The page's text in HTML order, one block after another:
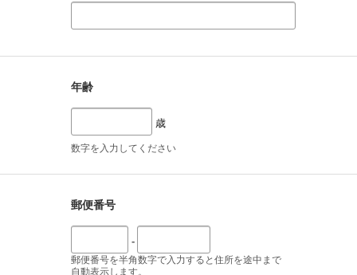
年齢
歳
数字を入力してください
郵便番号
-
郵便番号を半角数字で入力すると住所を途中まで
自動表示します。